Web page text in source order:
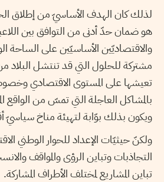
لذلك كان الهدف الأساسيّ من إطلاق
هو ضمان حدّ أدنى من التوافق بين
والاقتصاديّين الأساسيّين على الساحة
مشتركة للحلول التي قد تنتشل البلاد
تعيشها على المستوى الاقتصادي
بالمشاكل العاجلة التي تمسّ من الواقع
ويكون بذلك بوّابة لتهيئة مناخ
ولكنّ حيثيّات الإعداد للحوار الوطني
التجاذبات وتباين الرؤى والمواقف
تباين المشاريع لمختلف الأطراف المشاركة.